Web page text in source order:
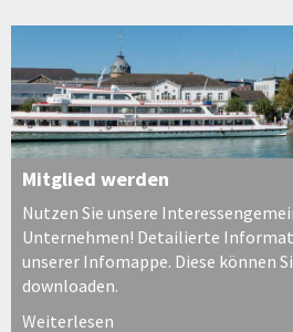
Mitglied werden
Nutzen Sie unsere
Unternehmen! Detailierte
unserer Infomappe. Diese können
downloaden.
Weiterlesen